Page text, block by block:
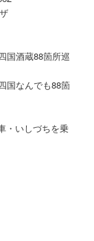
国酒蔵88箇所巡
国なんでも88箇
・いしづちを乗